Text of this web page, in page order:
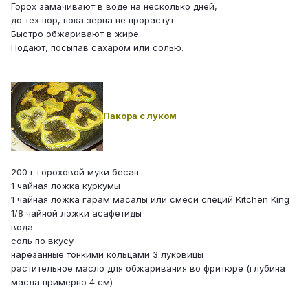
Горох замачивают в воде на несколько дней,
до тех пор, пока зерна не прорастут.
Быстро обжаривают в жире.
Подают, посыпав сахаром или солью.
Пакора с луком
200 г гороховой муки бесан
1 чайная ложка куркумы
1 чайная ложка гарам масалы или смеси специй Kitchen King
1/8 чайной ложки асафетиды
вода
соль по вкусу
нарезанные тонкими кольцами 3 луковицы
растительное масло для обжаривания во фритюре (глубина
масла примерно 4 см)